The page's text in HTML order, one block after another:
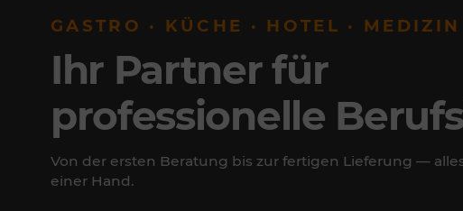
GASTRO · KÜCHE · HOTEL · MEDIZIN
Ihr Partner für
professionelle
Von der ersten Beratung bis zur fertigen Lieferung —
einer Hand.